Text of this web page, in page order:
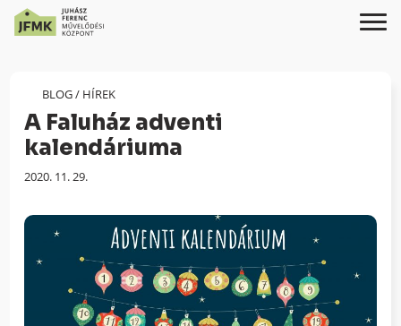
Content
navigációhoz
BLOG/ HÍREK
A Faluház adventi
kalendáriuma
Megjelenés
2020. 11. 29.